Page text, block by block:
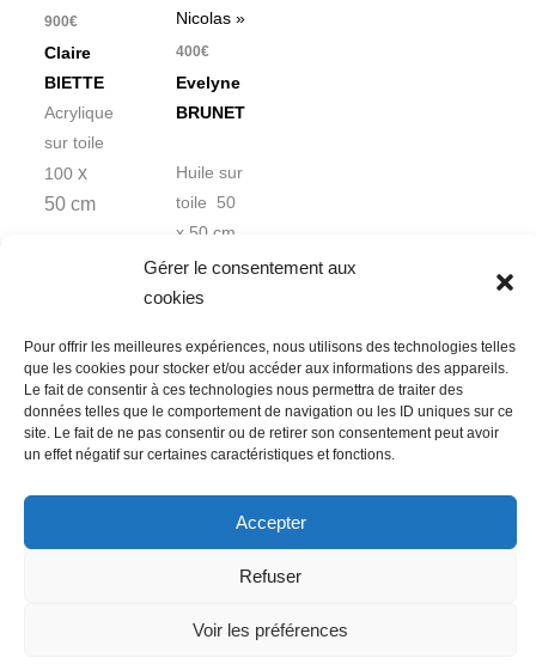
Gérer le consentement aux
cookies
Pour offrir les meilleures expériences, nous utilisons des technologies telles
que les cookies pour stocker et/ou accéder aux informations des appareils.
Le fait de consentir à ces technologies nous permettra de traiter des
données telles que le comportement de navigation ou les ID uniques sur ce
site. Le fait de ne pas consentir ou de retirer son consentement peut avoir
un effet négatif sur certaines caractéristiques et fonctions.
Accepter
Refuser
Voir les préférences
900€
Claire
BIETTE
Acrylique
sur toile
100 x
50 cm
Nicolas »
400€
Evelyne
BRUNET
Huile sur
toile 50
x 50 cm
Nous contacter
Conditions Générales de Ventes
Politique de confidentialité
Mentions légales